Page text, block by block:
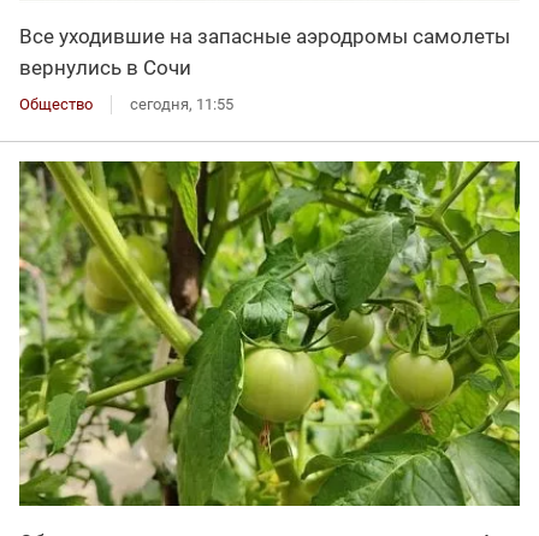
Все уходившие на запасные аэродромы самолеты
вернулись в Сочи
Общество сегодня, 11:55